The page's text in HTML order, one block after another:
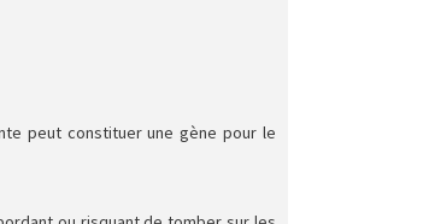
peut constituer une gène pour le